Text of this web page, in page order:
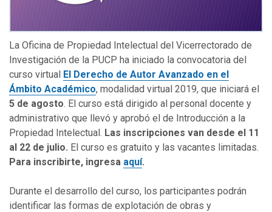
La Oficina de Propiedad Intelectual del Vicerrectorado de
Investigación de la PUCP ha iniciado la convocatoria del
curso virtual El Derecho de Autor Avanzado en el
Ámbito Académico, modalidad virtual 2019, que iniciará el
5 de agosto. El curso está dirigido al personal docente y
administrativo que llevó y aprobó el de Introducción a la
Propiedad Intelectual. Las inscripciones van desde el 11
al 22 de julio. El curso es gratuito y las vacantes limitadas.
Para inscribirte, ingresa aquí.
Durante el desarrollo del curso, los participantes podrán
identificar las formas de explotación de obras y